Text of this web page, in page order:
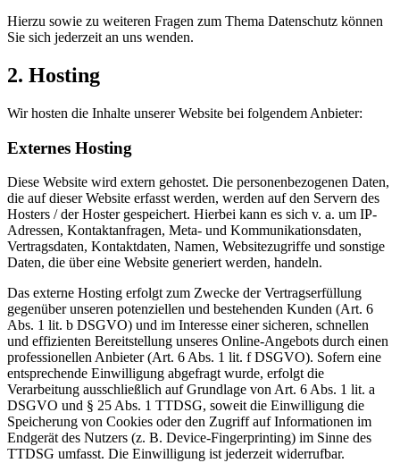
Hierzu sowie zu weiteren Fragen zum Thema Datenschutz können
Sie sich jederzeit an uns wenden.
2. Hosting
Wir hosten die Inhalte unserer Website bei folgendem Anbieter:
Externes Hosting
Diese Website wird extern gehostet. Die personenbezogenen Daten,
die auf dieser Website erfasst werden, werden auf den Servern des
Hosters / der Hoster gespeichert. Hierbei kann es sich v. a. um IP-
Adressen, Kontaktanfragen, Meta- und Kommunikationsdaten,
Vertragsdaten, Kontaktdaten, Namen, Websitezugriffe und sonstige
Daten, die über eine Website generiert werden, handeln.
Das externe Hosting erfolgt zum Zwecke der Vertragserfüllung
gegenüber unseren potenziellen und bestehenden Kunden (Art. 6
Abs. 1 lit. b DSGVO) und im Interesse einer sicheren, schnellen
und effizienten Bereitstellung unseres Online-Angebots durch einen
professionellen Anbieter (Art. 6 Abs. 1 lit. f DSGVO). Sofern eine
entsprechende Einwilligung abgefragt wurde, erfolgt die
Verarbeitung ausschließlich auf Grundlage von Art. 6 Abs. 1 lit. a
DSGVO und § 25 Abs. 1 TTDSG, soweit die Einwilligung die
Speicherung von Cookies oder den Zugriff auf Informationen im
Endgerät des Nutzers (z. B. Device-Fingerprinting) im Sinne des
TTDSG umfasst. Die Einwilligung ist jederzeit widerrufbar.